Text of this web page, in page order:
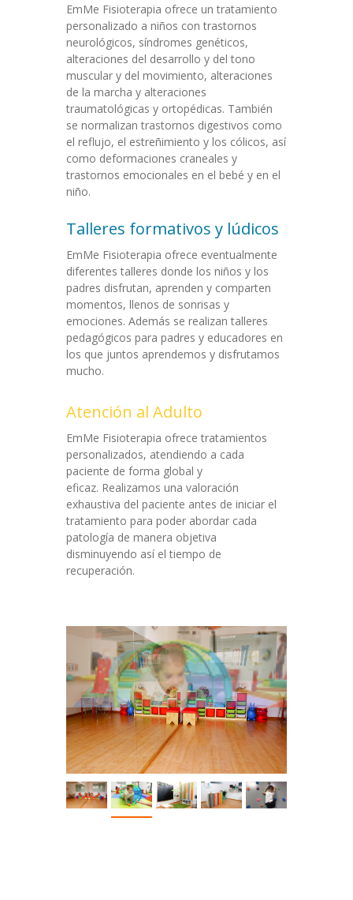
EmMe Fisioterapia ofrece un tratamiento
personalizado a niños con trastornos
neurológicos, síndromes genéticos,
alteraciones del desarrollo y del tono
muscular y del movimiento, alteraciones
de la marcha y alteraciones
traumatológicas y ortopédicas. También
se normalizan trastornos digestivos como
el reflujo, el estreñimiento y los cólicos, así
como deformaciones craneales y
trastornos emocionales en el bebé y en el
niño.
Talleres formativos y lúdicos
EmMe Fisioterapia ofrece eventualmente
diferentes talleres donde los niños y los
padres disfrutan, aprenden y comparten
momentos, llenos de sonrisas y
emociones. Además se realizan talleres
pedagógicos para padres y educadores en
los que juntos aprendemos y disfrutamos
mucho.
Atención al Adulto
EmMe Fisioterapia ofrece tratamientos
personalizados, atendiendo a cada
paciente de forma global y
eficaz. Realizamos una valoración
exhaustiva del paciente antes de iniciar el
tratamiento para poder abordar cada
patología de manera objetiva
disminuyendo así el tiempo de
recuperación.